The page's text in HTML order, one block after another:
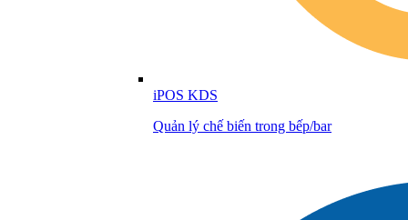
iPOS KDS
Quản lý chế biến trong bếp/bar